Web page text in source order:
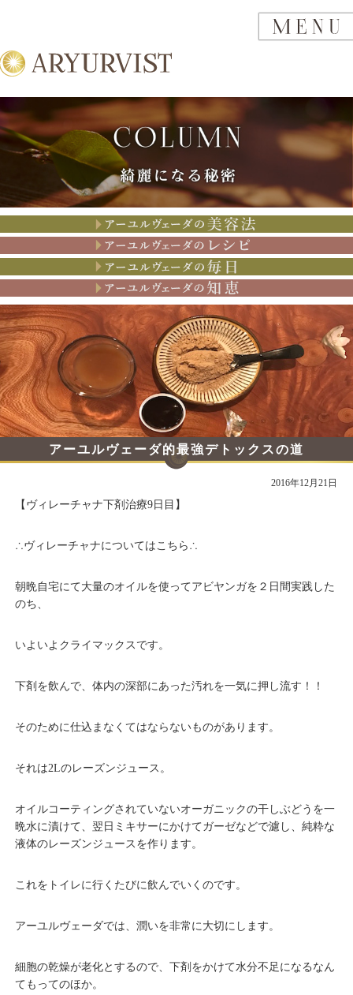
アーユルヴェーダの美容法
アーユルヴェーダのレシピ
アーユルヴェーダの思考
アーユルヴェーダの知恵
アーユルヴェーダ的最強デトックスの道
2016年12月21日
【ヴィレーチャナ下剤治療9日目】
∴ヴィレーチャナについてはこちら ∴
朝晩自宅にて大量のオイルを使ってアビヤンガを２日間実践した
のち、
いよいよクライマックスです。
下剤を飲んで、体内の深部にあった汚れを一気に押し流す！！
そのために仕込まなくてはならないものがあります。
それは2Lのレーズンジュース。
オイルコーティングされていないオーガニックの干しぶどうを一
晩水に漬けて、翌日ミキサーにかけてガーゼなどで濾し、純粋な
液体のレーズンジュースを作ります。
これをトイレに行くたびに飲んでいくのです。
アーユルヴェーダでは、潤いを非常に大切にします。
細胞の乾燥が老化とするので、下剤をかけて水分不足になるなん
てもってのほか。